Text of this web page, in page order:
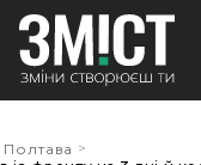
Полтава >